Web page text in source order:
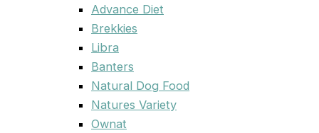
Advance Diet
Brekkies
Libra
Banters
Natural Dog Food
Natures Variety
Ownat